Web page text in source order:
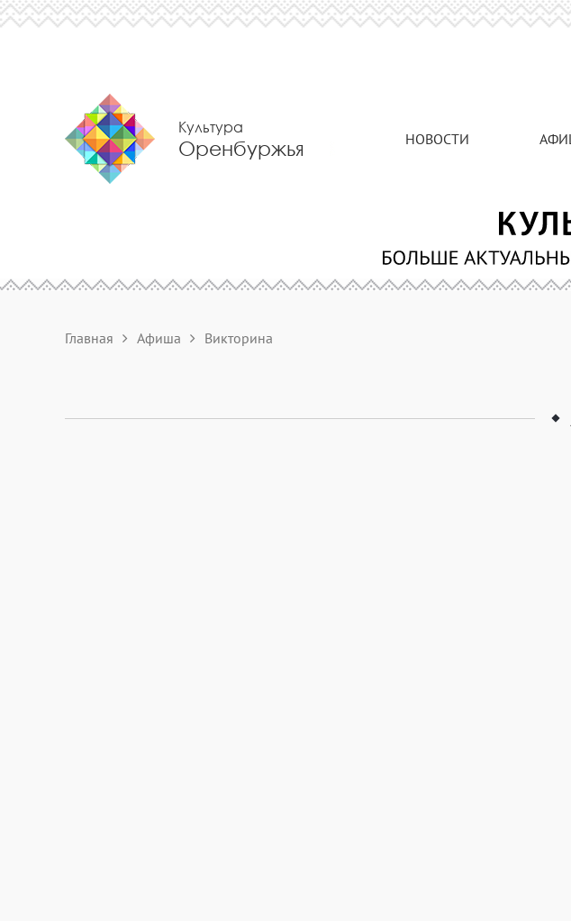
Культура
Оренбуржья НОВОСТИ
Главная Афиша Викторина